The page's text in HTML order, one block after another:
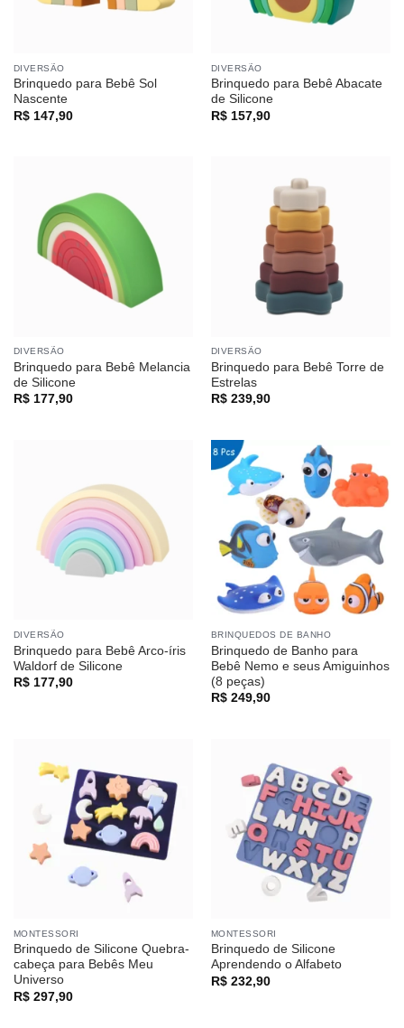
DIVERSÃO
Brinquedo para Bebê Sol
Nascente
R$147,90
DIVERSÃO
Brinquedo para Bebê Abacate
de Silicone
R$157,90
DIVERSÃO
Brinquedo para Bebê Melancia
de Silicone
R$177,90
DIVERSÃO
Brinquedo para Bebê Torre de
Estrelas
R$239,90
DIVERSÃO
Brinquedo para Bebê Arco-íris
Waldorf de Silicone
R$177,90
BRINQUEDOS DE BANHO
Brinquedo de Banho para
Bebê Nemo e seus Amiguinhos
(8 peças)
R$249,90
MONTESSORI
Brinquedo de Silicone Quebra-
cabeça para Bebês Meu
Universo
R$297,90
MONTESSORI
Brinquedo de Silicone
Aprendendo o Alfabeto
R$232,90